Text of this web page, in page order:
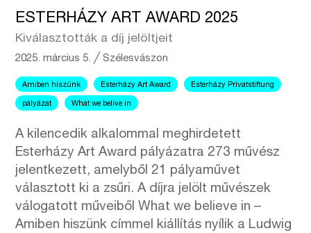
ESTERHÁZY ART AWARD 2025
Kiválasztották a díj jelöltjeit
2025. március 5. ╱Szélesvászon
Amiben hiszünk Esterházy Art Award Esterházy Privatstiftung
pályázat What we belive in
A kilencedik alkalommal meghirdetett
Esterházy Art Award pályázatra 273 művész
jelentkezett, amelyből 21 pályaművet
választott ki a zsűri. A díjra jelölt művészek
válogatott műveiből What we believe in –
Amiben hiszünk címmel kiállítás nyílik a Ludwig